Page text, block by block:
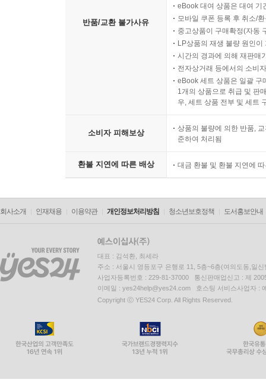
반품/교환 불가사유
eBook 대여 상품은 대여 기
모바일 쿠폰 등록 후 취소/
중고상품이 구매확정(자동
LP상품의 재생 불량 원인
시간의 경과에 의해 재판매
전자상거래 등에서의 소비
eBook 세트 상품은 일괄 구
1개의 상품으로 취급 및 판
우, 세트 상품 전부 및 세트
소비자 피해보상
상품의 불량에 의한 반품,
준하여 처리됨
환불 지연에 따른 배상 대금 환불 및 환불 지연에
회사소개 인재채용 이용약관 개인정보처리방침 청소년보호정책 도서홍보안내
대표 : 김석환, 최세라
주소 : 서울시 영등포구 은행로 11, 5층~6층(여의도동,일신
사업자등록번호 : 229-81-37000 통신판매업신고 : 제
이메일 : yes24help@yes24.com 호스팅 서비스사업자 :
Copyright ⓒ YES24 Corp. All Rights Reserved.